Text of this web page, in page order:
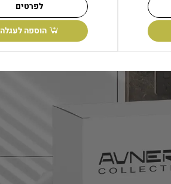
לפרטים
הוספה לעגלה